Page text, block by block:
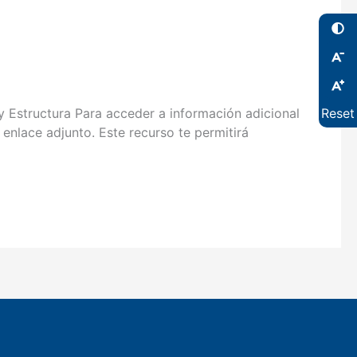
Reset
Estructura Para acceder a información adicional
adjunto. Este recurso te permitirá